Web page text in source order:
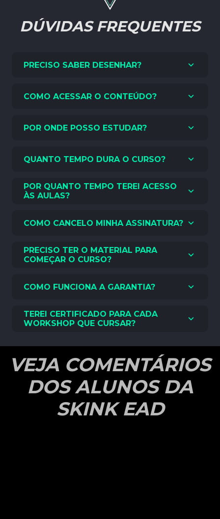
DÚVIDAS FREQUENTES
PRECISO SABER DESENHAR?
COMO ACESSAR O CONTEÚDO?
POR ONDE POSSO ESTUDAR?
QUANTO TEMPO DURA O CURSO?
POR QUANTO TEMPO TEREI ACESSO
ÀS AULAS?
COMO CANCELO MINHA ASSINATURA?
PRECISO TER O MATERIAL PARA
COMEÇAR O CURSO?
COMO FUNCIONA A GARANTIA?
TEREI CERTIFICADO PARA CADA
WORKSHOP QUE CURSAR?
VEJA COMENTÁRIOS
DOS ALUNOS DA
SKINK EAD